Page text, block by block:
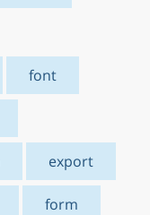
font
export
form